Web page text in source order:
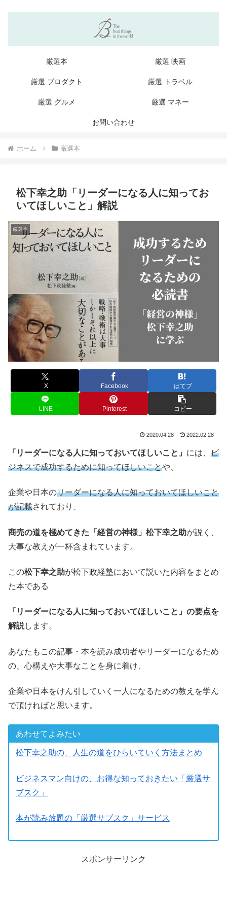
厳選本 厳選 映画
厳選 プロダクト 厳選 トラベル
厳選 グルメ 厳選 マネー
お問い合わせ
ホーム 厳選本
松下幸之助「リーダーになる人に知ってお
いてほしいこと」解説
厳選本
X Facebook はてブ
LINE Pinterest コピー
2020.04.28 2022.02.28
「リーダーになる人に知っておいてほしいこと」 には、 ビ
ジネスで成功するために知ってほしいことや、
企業や日本のリーダーになる人に知っておいてほしいこと
が記載されており、
商売の道を極めてきた「経営の神様」松下幸之助が説く、
大事な教えが一杯含まれています。
この松下幸之助が松下政経塾において説いた内容をまとめ
た本である
「リーダーになる人に知っておいてほしいこと」の要点を
解説します。
あなたもこの記事・本を読み成功者やリーダーになるため
の、心構えや大事なことを身に着け、
企業や日本をけん引していく一人になるための教えを学ん
で頂ければと思います。
あわせてよみたい
松下幸之助の、人生の道をひらいていく方法まとめ
ビジネスマン向けの、お得な知っておきたい「厳選サ
ブスク」
本が読み放題の「厳選サブスク」サービス
スポンサーリンク